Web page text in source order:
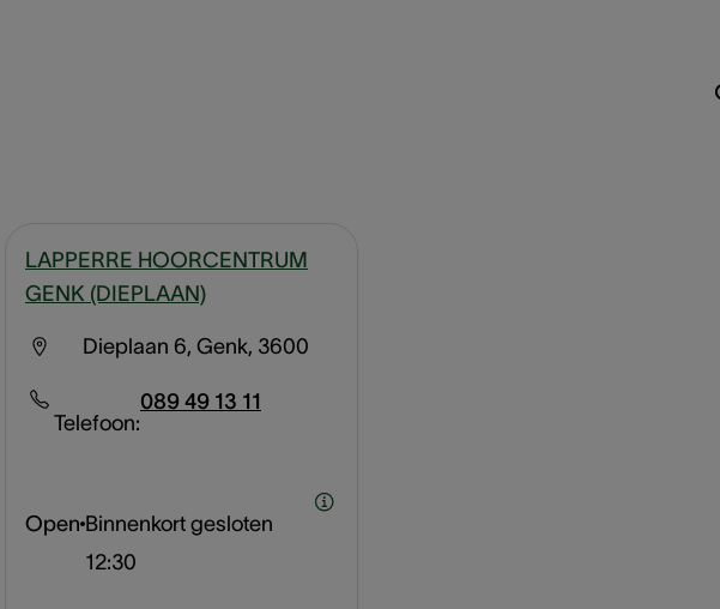
LAPPERRE HOORCENTRUM
GENK (DIEPLAAN)
Dieplaan 6, Genk, 3600
Telefoon:
089 49 13 11
Open Binnenkort gesloten
12:30